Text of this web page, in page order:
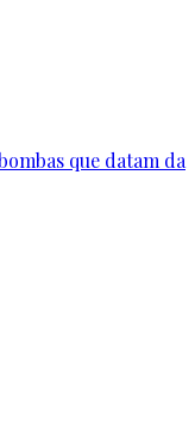
que datam da